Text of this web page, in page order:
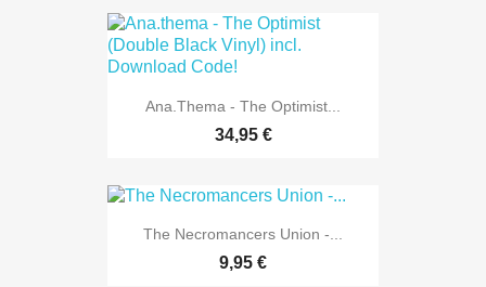
Ana.thema - The Optimist...
34,95 €
The Necromancers Union -...
9,95 €